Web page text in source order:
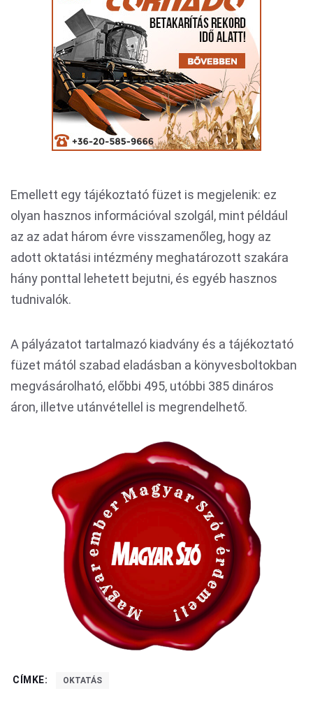
Emellett egy tájékoztató füzet is megjelenik: ez
olyan hasznos információval szolgál, mint például
az az adat három évre visszamenőleg, hogy az
adott oktatási intézmény meghatározott szakára
hány ponttal lehetett bejutni, és egyéb hasznos
tudnivalók.
A pályázatot tartalmazó kiadvány és a tájékoztató
füzet mától szabad eladásban a könyvesboltokban
megvásárolható, előbbi 495, utóbbi 385 dináros
áron, illetve utánvétellel is megrendelhető.
CÍMKE: OKTATÁS